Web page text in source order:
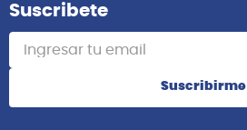
Suscribete
Suscribirme